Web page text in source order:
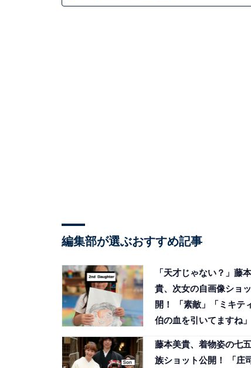
編集部が選ぶおすすめ記事
「天才じゃない？」藤
貴、次女の自画像ショ
開！ 「素敵」「ミキテ
伯の血を引いてますね」
藤本美貴、着物姿の七
族ショット公開！ 「庄